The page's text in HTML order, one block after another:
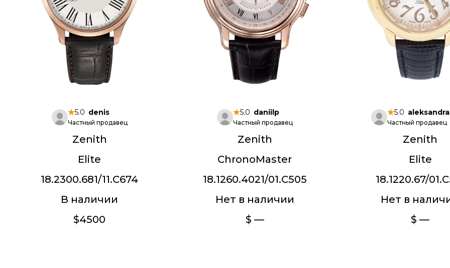
5.0 denis
Частный продавец
Zenith
Elite
18.2300.681/11.C674
В наличии
$4500
5.0 daniilp
Частный продавец
Zenith
ChronoMaster
18.1260.4021/01.C505
Нет в наличии
$ —
5.0
Частный продавец
Zenith
Elite
18.1220.67/
Нет в
$ —